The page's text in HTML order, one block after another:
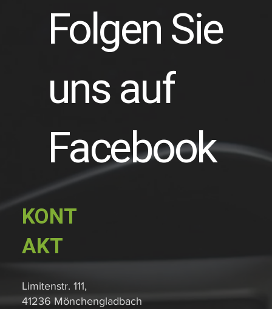
Folgen Sie
uns auf
Facebook
KONT
AKT
Limitenstr. 111,
41236 Mönchengladbach